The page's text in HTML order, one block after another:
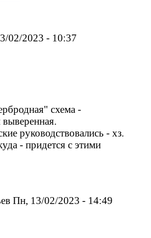
02/2023 - 10:37
схема -
руководствовались - хз.
- придется с этими
Пн, 13/02/2023 - 14:49